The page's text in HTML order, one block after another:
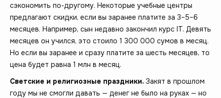
сэкономить по-другому. Некоторые учебные центры
предлагают скидки, если вы заранее платите за 3–5–6
месяцев. Например, сын недавно закончил курс IT. Девять
месяцев он учился, это стоило 1 300 000 сумов в месяц.
Но если вы заранее и сразу платите за шесть месяцев, то
цена будет равна 1 млн в месяц.
Светские и религиозные праздники. Закят в прошлом
году мы не смогли давать — денег не было на руках — но